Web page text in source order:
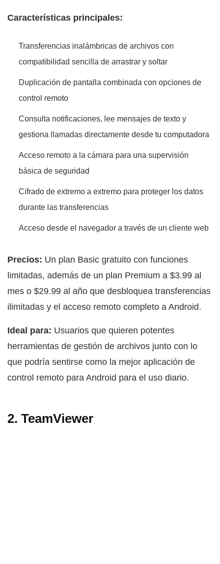
Características principales:
Transferencias inalámbricas de archivos con
compatibilidad sencilla de arrastrar y soltar
Duplicación de pantalla combinada con opciones de
control remoto
Consulta notificaciones, lee mensajes de texto y
gestiona llamadas directamente desde tu computadora
Acceso remoto a la cámara para una supervisión
básica de seguridad
Cifrado de extremo a extremo para proteger los datos
durante las transferencias
Acceso desde el navegador a través de un cliente web
Precios: Un plan Basic gratuito con funciones
limitadas, además de un plan Premium a $3.99 al
mes o $29.99 al año que desbloquea transferencias
ilimitadas y el acceso remoto completo a Android.
Ideal para: Usuarios que quieren potentes
herramientas de gestión de archivos junto con lo
que podría sentirse como la mejor aplicación de
control remoto para Android para el uso diario.
2. TeamViewer